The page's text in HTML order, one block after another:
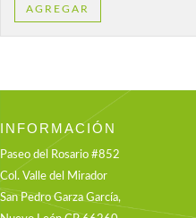
AGREGAR
INFORMACIÓN
Paseo del Rosario #852
Col. Valle del Mirador
San Pedro Garza García,